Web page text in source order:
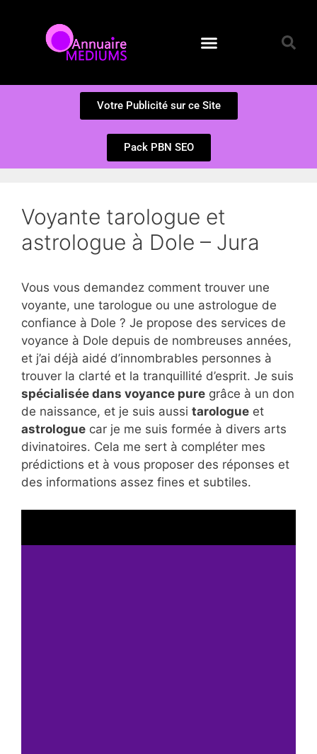
Votre Publicité sur ce Site
Pack PBN SEO
Voyante tarologue et
astrologue à Dole – Jura
Vous vous demandez comment trouver une
voyante, une tarologue ou une astrologue de
confiance à Dole ? Je propose des services de
voyance à Dole depuis de nombreuses années,
et j’ai déjà aidé d’innombrables personnes à
trouver la clarté et la tranquillité d’esprit. Je suis
spécialisée dans voyance pure grâce à un don
de naissance, et je suis aussi tarologue et
astrologue car je me suis formée à divers arts
divinatoires. Cela me sert à compléter mes
prédictions et à vous proposer des réponses et
des informations assez fines et subtiles.